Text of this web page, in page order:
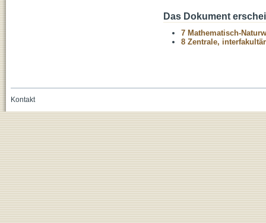
Das Dokument
7 Mathematisch-
8 Zentrale,
Kontakt